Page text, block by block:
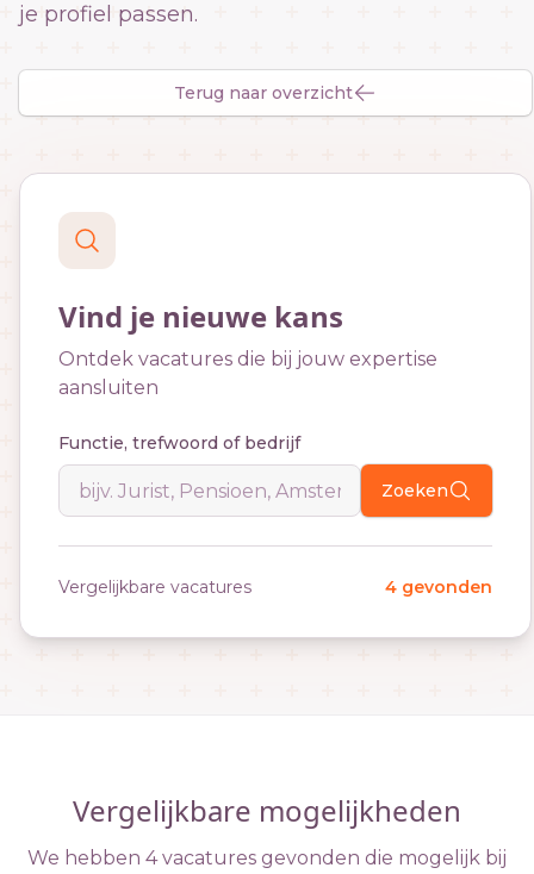
je profiel passen.
Terug naar overzicht
Vind je nieuwe kans
Ontdek vacatures die bij jouw expertise
aansluiten
Functie, trefwoord of bedrijf
Zoeken
Vergelijkbare vacatures 4 gevonden
Vergelijkbare mogelijkheden
We hebben 4 vacatures gevonden die mogelijk bij